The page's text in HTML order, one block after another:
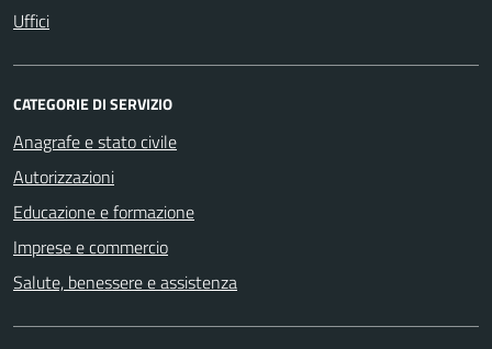
Uffici
CATEGORIE DI SERVIZIO
Anagrafe e stato civile
Autorizzazioni
Educazione e formazione
Imprese e commercio
Salute, benessere e assistenza